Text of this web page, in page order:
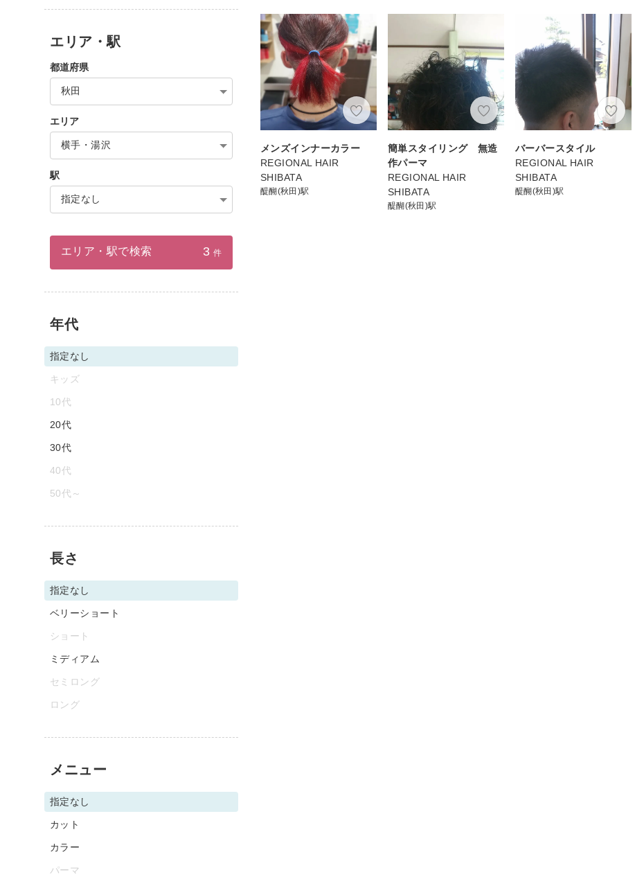
メンズインナーカラー
REGIONAL HAIR
SHIBATA
醍醐(秋田)駅
簡単スタイリング 無造
作パーマ
REGIONAL HAIR
SHIBATA
醍醐(秋田)駅
バーバースタイル
REGIONAL HAIR
SHIBATA
醍醐(秋田)駅
エリア・駅
都道府県
秋田
エリア
横手・湯沢
駅
指定なし
エリア・駅で検索 3 件
年代
指定なし
キッズ
10代
20代
30代
40代
50代～
長さ
指定なし
ベリーショート
ショート
ミディアム
セミロング
ロング
メニュー
指定なし
カット
カラー
パーマ